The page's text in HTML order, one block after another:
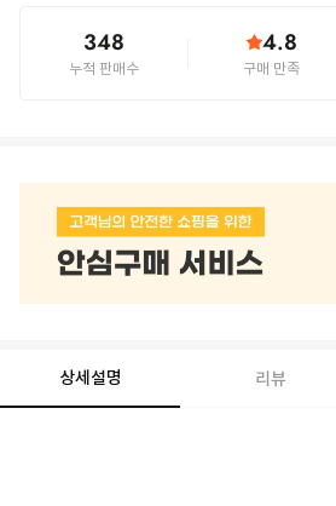
348
누적 판매수
4.8
구매 만족
상세설명 리뷰